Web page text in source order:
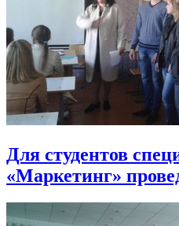
Для студентов
«Маркетинг»